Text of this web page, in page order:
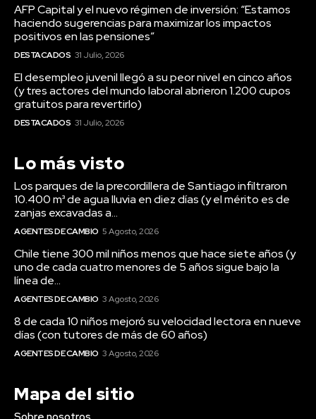
AFP Capital y el nuevo régimen de inversión: “Estamos
haciendo sugerencias para maximizar los impactos
positivos en las pensiones”
DESTACADOS 31 Julio, 2026
El desempleo juvenil llegó a su peor nivel en cinco años
(y tres actores del mundo laboral abrieron 1.200 cupos
gratuitos para revertirlo)
DESTACADOS 31 Julio, 2026
Lo más visto
Los parques de la precordillera de Santiago infiltraron
10.400 m³ de agua lluvia en diez días (y el mérito es de
zanjas excavadas a...
AGENTES DE CAMBIO 5 Agosto, 2026
Chile tiene 300 mil niños menos que hace siete años (y
uno de cada cuatro menores de 5 años sigue bajo la
línea de...
AGENTES DE CAMBIO 3 Agosto, 2026
8 de cada 10 niños mejoró su velocidad lectora en nueve
días (con tutores de más de 60 años)
AGENTES DE CAMBIO 3 Agosto, 2026
Mapa del sitio